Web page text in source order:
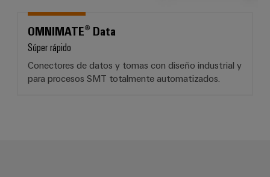
OMNIMATE® Data
Súper rápido
Conectores de datos y tomas con diseño industrial y
para procesos SMT totalmente automatizados.